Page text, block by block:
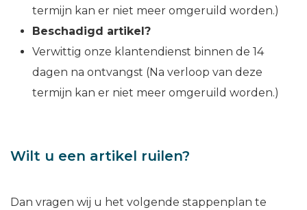
termijn kan er niet meer omgeruild worden.)
Beschadigd artikel?
Verwittig onze klantendienst binnen de 14
dagen na ontvangst (Na verloop van deze
termijn kan er niet meer omgeruild worden.)
Wilt u een artikel ruilen?
Dan vragen wij u het volgende stappenplan te